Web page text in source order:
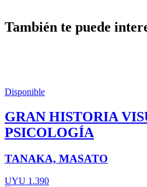
También te puede
Disponible
GRAN HISTORIA
PSICOLOGÍA
TANAKA, MASATO
UYU 1.390